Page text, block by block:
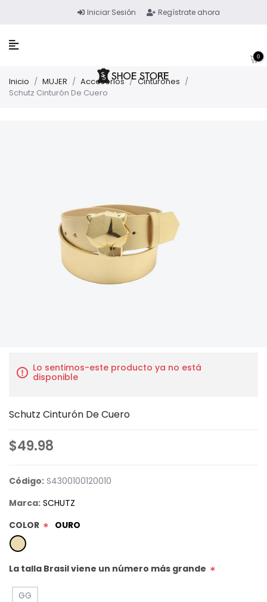
Iniciar Sesión Regístrate ahora
0
Inicio / MUJER / Accesorios / Cinturones /
Schutz Cinturón De Cuero
Lo sentimos-este producto ya no está
disponible
Schutz Cinturón De Cuero
$49.98
Código: S4300100120010
Marca: SCHUTZ
COLOR * OURO
La talla Brasil viene un número más grande *
GG